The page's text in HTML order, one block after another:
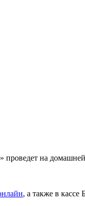
на
, а также в кассе